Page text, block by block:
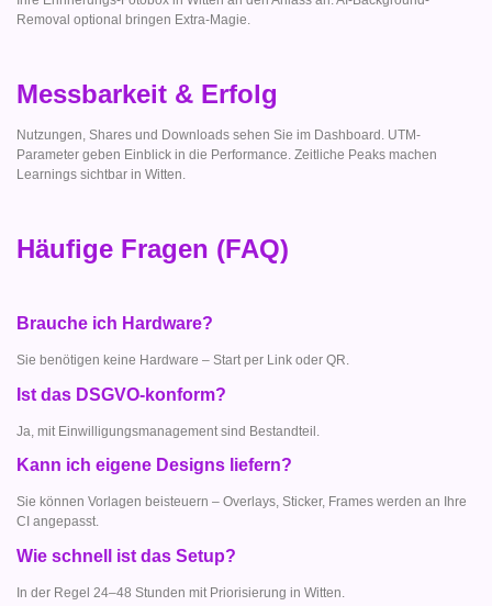
Removal optional bringen Extra-Magie.
Messbarkeit & Erfolg
Nutzungen, Shares und Downloads sehen Sie im Dashboard. UTM-
Parameter geben Einblick in die Performance. Zeitliche Peaks machen
Learnings sichtbar in Witten.
Häufige Fragen (FAQ)
Brauche ich Hardware?
Sie benötigen keine Hardware – Start per Link oder QR.
Ist das DSGVO-konform?
Ja, mit Einwilligungsmanagement sind Bestandteil.
Kann ich eigene Designs liefern?
Sie können Vorlagen beisteuern – Overlays, Sticker, Frames werden an Ihre
CI angepasst.
Wie schnell ist das Setup?
In der Regel 24–48 Stunden mit Priorisierung in Witten.